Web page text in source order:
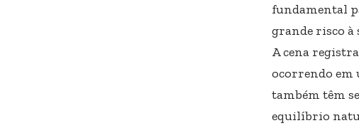
fundamental
grande risco à
A cena
ocorrendo em
também têm
equilíbrio